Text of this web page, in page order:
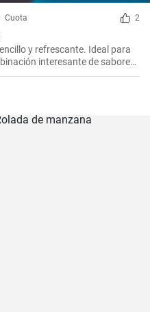
Cuota 2
y refrescante. Ideal para
interesante de sabores
disfrutan de bebidas
receta puede sorprender